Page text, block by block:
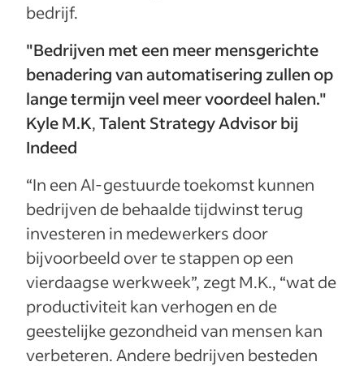
bedrijf.
"Bedrijven met een meer mensgerichte
benadering van automatisering zullen op
lange termijn veel meer voordeel halen."
Kyle M.K,Talent Strategy Advisor bij
Indeed
“In een AI-gestuurde toekomst kunnen
bedrijven de behaalde tijdwinst terug
investeren in medewerkers door
bijvoorbeeld over te stappen op een
vierdaagse werkweek”, zegt M.K., “wat de
productiviteit kan verhogen en de
geestelijke gezondheid van mensen kan
verbeteren. Andere bedrijven besteden